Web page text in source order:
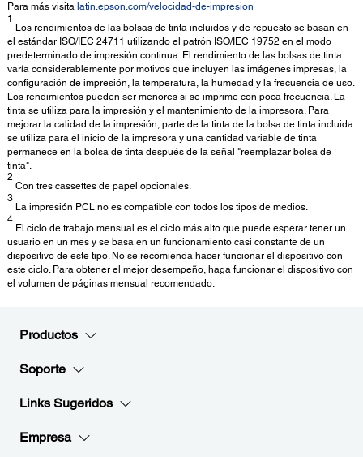
Para más visita latin.epson.com/velocidad-de-impresion
1
Los rendimientos de las bolsas de tinta incluidos y de repuesto se basan en
el estándar ISO/IEC 24711 utilizando el patrón ISO/IEC 19752 en el modo
predeterminado de impresión continua. El rendimiento de las bolsas de tinta
varía considerablemente por motivos que incluyen las imágenes impresas, la
configuración de impresión, la temperatura, la humedad y la frecuencia de uso.
Los rendimientos pueden ser menores si se imprime con poca frecuencia. La
tinta se utiliza para la impresión y el mantenimiento de la impresora. Para
mejorar la calidad de la impresión, parte de la tinta de la bolsa de tinta incluida
se utiliza para el inicio de la impresora y una cantidad variable de tinta
permanece en la bolsa de tinta después de la señal "reemplazar bolsa de
tinta".
2
Con tres cassettes de papel opcionales.
3
La impresión PCL no es compatible con todos los tipos de medios.
4
El ciclo de trabajo mensual es el ciclo más alto que puede esperar tener un
usuario en un mes y se basa en un funcionamiento casi constante de un
dispositivo de este tipo. No se recomienda hacer funcionar el dispositivo con
este ciclo. Para obtener el mejor desempeño, haga funcionar el dispositivo con
el volumen de páginas mensual recomendado.
Productos
Soporte
Links Sugeridos
Empresa